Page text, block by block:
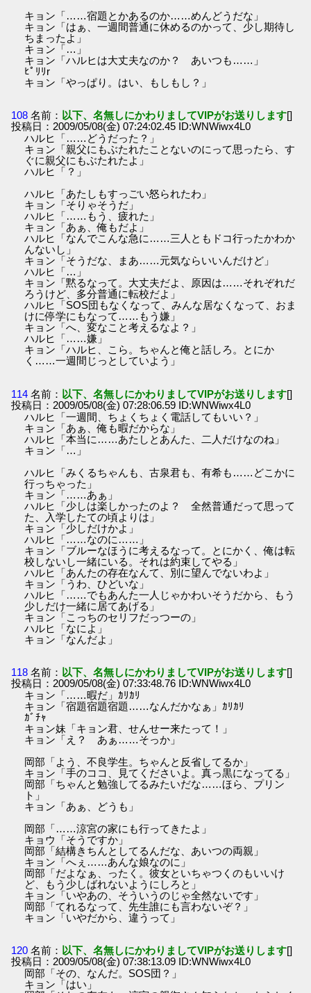
キョン「……宿題とかあるのか……めんどうだな」
キョン「はぁ、一週間普通に休めるのかって、少し期待し
ちまったよ」
キョン「…」
キョン「ハルヒは大丈夫なのか？ あいつも……」
ﾋﾟﾘﾘr
キョン「やっぱり。はい、もしもし？」
108 名前： 以下、名無しにかわりましてVIPがお送りします[]
投稿日：2009/05/08(金) 07:24:02.45 ID:WNWiwx4L0
ハルヒ「……どうだった？」
キョン「親父にもぶたれたことないのにって思ったら、す
ぐに親父にもぶたれたよ」
ハルヒ「？」
ハルヒ「あたしもすっごい怒られたわ」
キョン「そりゃそうだ」
ハルヒ「……もう、疲れた」
キョン「あぁ、俺もだよ」
ハルヒ「なんでこんな急に……三人ともドコ行ったかわか
んないし」
キョン「そうだな、まあ……元気ならいいんだけど」
ハルヒ「…」
キョン「黙るなって。大丈夫だよ、原因は……それぞれだ
ろうけど、多分普通に転校だよ」
ハルヒ「SOS団もなくなって、みんな居なくなって、おま
けに停学にもなって……もう嫌」
キョン「へ、変なこと考えるなよ？」
ハルヒ「……嫌」
キョン「ハルヒ、こら。ちゃんと俺と話しろ。とにか
く……一週間じっとしていよう」
114 名前： 以下、名無しにかわりましてVIPがお送りします[]
投稿日：2009/05/08(金) 07:28:06.59 ID:WNWiwx4L0
ハルヒ「一週間、ちょくちょく電話してもいい？」
キョン「あぁ、俺も暇だからな」
ハルヒ「本当に……あたしとあんた、二人だけなのね」
キョン「…」
ハルヒ「みくるちゃんも、古泉君も、有希も……どこかに
行っちゃった」
キョン「……あぁ」
ハルヒ「少しは楽しかったのよ？ 全然普通だって思って
た、入学したての頃よりは」
キョン「少しだけかよ」
ハルヒ「……なのに……」
キョン「ブルーなほうに考えるなって。とにかく、俺は転
校しないし一緒にいる。それは約束してやる」
ハルヒ「あんたの存在なんて、別に望んでないわよ」
キョン「うわ、ひどいな」
ハルヒ「……でもあんた一人じゃかわいそうだから、もう
少しだけ一緒に居てあげる」
キョン「こっちのセリフだっつーの」
ハルヒ「なによ」
キョン「なんだよ」
118 名前： 以下、名無しにかわりましてVIPがお送りします[]
投稿日：2009/05/08(金) 07:33:48.76 ID:WNWiwx4L0
キョン「……暇だ」ｶﾘｶﾘ
キョン「宿題宿題宿題……なんだかなぁ」ｶﾘｶﾘ
ｶﾞﾁｬ
キョン妹「キョン君、せんせー来たって！」
キョン「え？ あぁ……そっか」
岡部「よう、不良学生。ちゃんと反省してるか」
キョン「手のココ、見てくださいよ。真っ黒になってる」
岡部「ちゃんと勉強してるみたいだな……ほら、プリン
ト」
キョン「あぁ、どうも」
岡部「……涼宮の家にも行ってきたよ」
キョウ「そうですか」
岡部「結構きちんとしてるんだな、あいつの両親」
キョン「へぇ……あんな娘なのに」
岡部「だよなぁ、ったく。彼女といちゃつくのもいいけ
ど、もう少しばれないようにしろと」
キョン「いやあの、そういうのじゃ全然ないです」
岡部「てれるなって、先生誰にも言わないぞ？」
キョン「いやだから、違うって」
120 名前： 以下、名無しにかわりましてVIPがお送りします[]
投稿日：2009/05/08(金) 07:38:13.09 ID:WNWiwx4L0
岡部「その、なんだ。SOS団？」
キョン「はい」